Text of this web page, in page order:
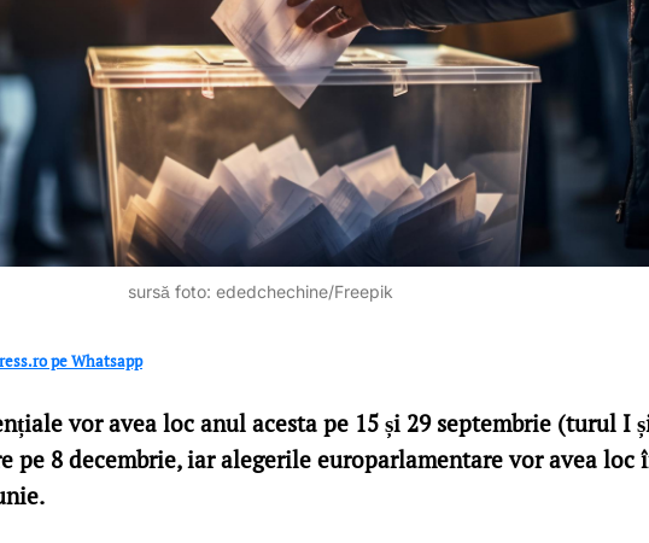
sursă foto: ededchechine/Freepik
pe Whatsapp
vor avea loc anul acesta pe 15 și 29 septembrie (turul I
pe 8 decembrie, iar alegerile europarlamentare vor avea loc